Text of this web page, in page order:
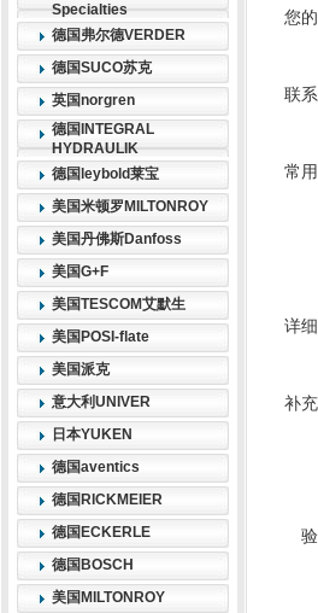
Specialties
德国弗尔德VERDER
德国SUCO苏克
英国norgren
德国INTEGRAL
HYDRAULIK
德国leybold莱宝
美国米顿罗MILTONROY
美国丹佛斯Danfoss
美国G+F
美国TESCOM艾默生
美国POSI-flate
美国派克
意大利UNIVER
日本YUKEN
德国aventics
德国RICKMEIER
德国ECKERLE
德国BOSCH
美国MILTONROY
您
联
常
详
补